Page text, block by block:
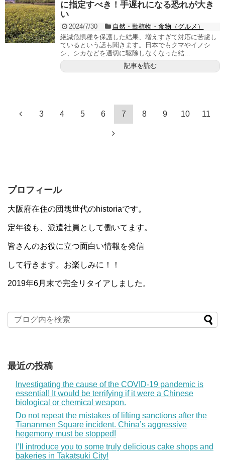
に指定すべき！手遅れになる恐れが大き
い
2024/7/30
自然・動植物・食物（グルメ）
絶滅危惧種を保護した結果、増えすぎて対応に苦慮し
ているという話も聞きます。日本でもクマやイノシ
シ、シカなどを適切に駆除しなくなった結...
記事を読む
3 4 5 6 7 8 9 10 11
プロフィール
大阪府在住の団塊世代のhistoriaです。
定年後も、派遣社員として働いてます。
皆さんのお役に立つ面白い情報を発信
して行きます。お楽しみに！！
2019年6月末で完全リタイアしました。
最近の投稿
Investigating the cause of the COVID-19 pandemic is
essential! It would be terrifying if it were a Chinese
biological or chemical weapon.
Do not repeat the mistakes of lifting sanctions after the
Tiananmen Square incident. China’s aggressive
hegemony must be stopped!
I’ll introduce you to some truly delicious cake shops and
bakeries in Takatsuki City!